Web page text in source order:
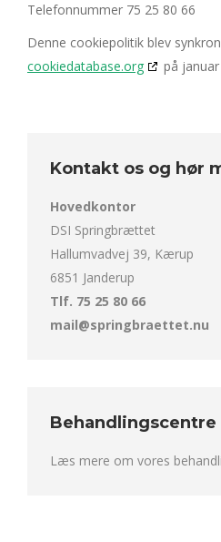
Telefonnummer 75 25 80 66
Denne cookiepolitik blev
cookiedatabase.org
på
Kontakt os og hør
Hovedkontor
DSI Springbrættet
Hallumvadvej 39, Kærup
6851 Janderup
Tlf. 75 25 80 66
mail@springbraettet.nu
Behandlingscentre
Læs mere om vores